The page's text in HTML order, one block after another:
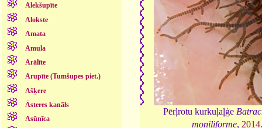
Alekšupīte
Alokste
Amata
Amula
Arālīte
Arupīte (Tumšupes piet.)
Ašķere
Āsteres kanāls
Asūnīca
Pērļrotu kurkuļaļģe
moniliforme, 2014